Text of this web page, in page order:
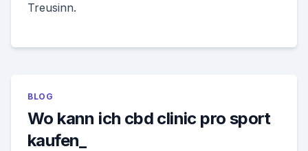
Treusinn.
BLOG
Wo kann ich cbd clinic pro sport
kaufen_